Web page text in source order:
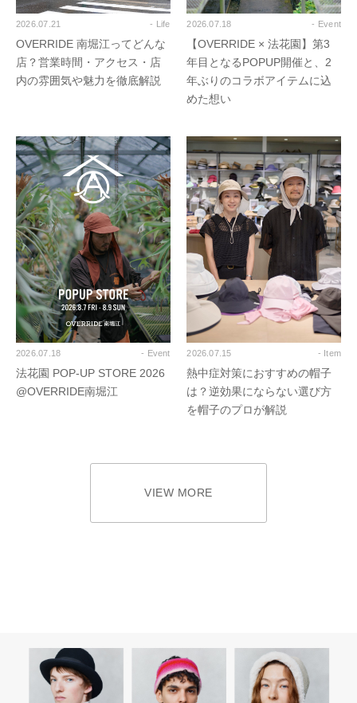
2026.07.21 - Life
OVERRIDE 南堀江ってどんな
店？営業時間・アクセス・店
内の雰囲気や魅力を徹底解説
2026.07.18 - Event
【OVERRIDE × 法花園】第3
年目となるPOPUP開催と、2
年ぶりのコラボアイテムに込
めた想い
2026.07.18 - Event
法花園 POP-UP STORE 2026
@OVERRIDE南堀江
2026.07.15 - Item
熱中症対策におすすめの帽子
は？逆効果にならない選び方
を帽子のプロが解説
VIEW MORE